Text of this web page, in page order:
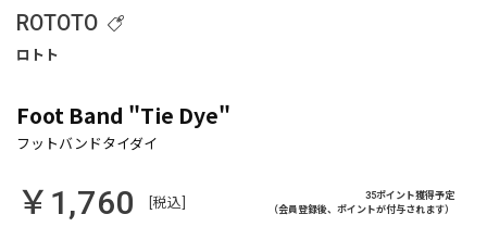
ROTOTO
Foot Band "Tie Dye"
￥1,760 [税込]
35ポイント獲得予定
（会員登録後、ポイントが付与されます）